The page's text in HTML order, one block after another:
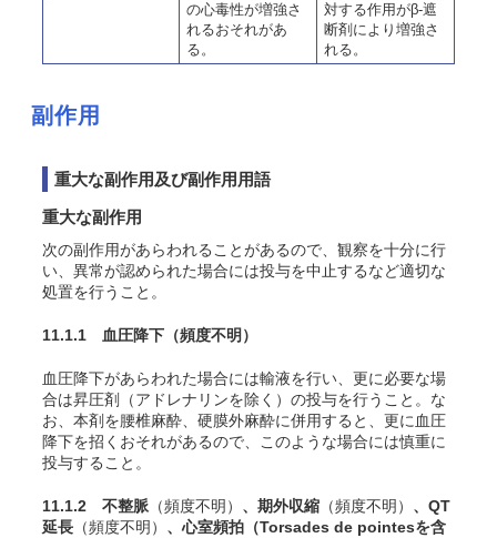
の心毒性が増強さ
れるおそれがあ
る。
対する作用がβ-遮
断剤により増強さ
れる。
副作用
重大な副作用及び副作用用語
重大な副作用
次の副作用があらわれることがあるので、観察を十分に行
い、異常が認められた場合には投与を中止するなど適切な
処置を行うこと。
11.1.1 血圧降下 （頻度不明）
血圧降下があらわれた場合には輸液を行い、更に必要な場
合は昇圧剤（アドレナリンを除く）の投与を行うこと。な
お、本剤を腰椎麻酔、硬膜外麻酔に併用すると、更に血圧
降下を招くおそれがあるので、このような場合には慎重に
投与すること。
11.1.2 不整脈 （頻度不明） 、期外収縮 （頻度不明） 、QT
延長 （頻度不明） 、心室頻拍（Torsades de pointesを含